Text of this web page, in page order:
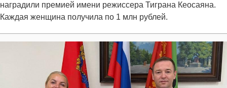
наградили премией имени режиссера Тиграна Кеосаяна.
Каждая женщина получила по 1 млн рублей.